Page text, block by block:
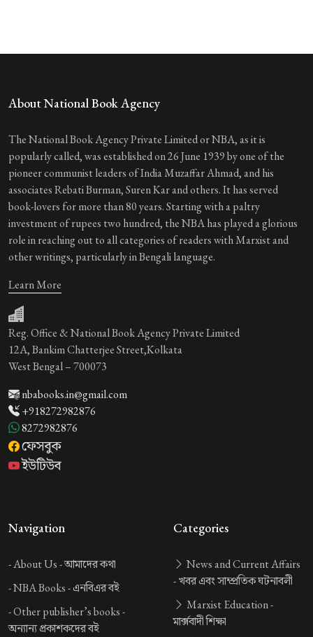
About National Book Agency
The National Book Agency Private Limited or NBA, as it is
popularly called, was established on 26 June 1939 by one of the
pioneer communist leaders of India Muzaffar Ahmad, and his
associates Rebati Burman, Suren Kar and others. It has served
book-lovers for more than 80 years. Starting with a paltry
investment of rupees two hundred, the NBA has played a glorious
role in reaching out to all categories of readers with Marxist and
other writings, particularly in Bengali language.
Learn More
Reg. Office & National Book Agency Private Limited
12A, Bankim Chatterjee Street,Kolkata
West Bengal – 700073
nbabooks.in@gmail.com
+918272982876
8272982876
ফেসবুক
ইউটিউব
Navigation
-About Us -আমাদের কথা
-NBA Books -এনবিএর বই
-Other publisher’s books -
অন্যান্য প্রকাশকদের বই
Categories
News and Current Affairs
-খবর এবং সাম্প্রতিক ঘটনাবলী
Marxist Education -
মার্ক্সবাদী শিক্ষা